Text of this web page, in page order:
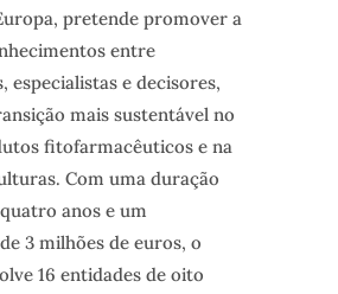
pretende promover a
entre
especialistas e decisores,
mais sustentável no
fitofarmacêuticos e na
Com uma duração
anos e um
3 milhões de euros, o
16 entidades de oito